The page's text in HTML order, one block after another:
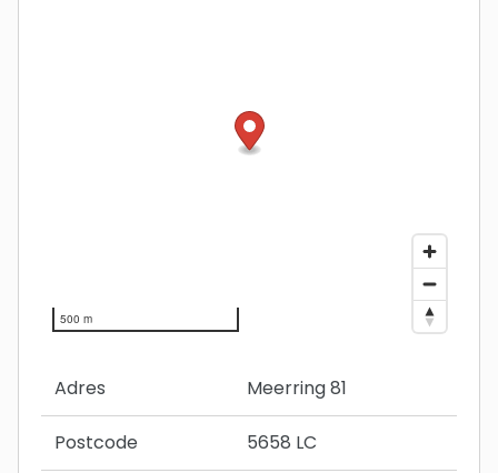
500 m
Adres Meerring 81
Postcode 5658 LC